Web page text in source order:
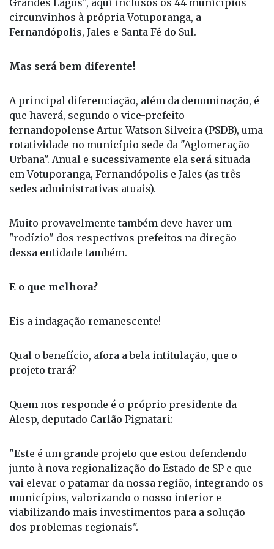
Grandes Lagos", aqui inclusos os 44 municípios
circunvinhos à própria Votuporanga, a
Fernandópolis, Jales e Santa Fé do Sul.
Mas será bem diferente!
A principal diferenciação, além da denominação, é
que haverá, segundo o vice-prefeito
fernandopolense Artur Watson Silveira (PSDB), uma
rotatividade no município sede da "Aglomeração
Urbana". Anual e sucessivamente ela será situada
em Votuporanga, Fernandópolis e Jales (as três
sedes administrativas atuais).
Muito provavelmente também deve haver um
"rodízio" dos respectivos prefeitos na direção
dessa entidade também.
E o que melhora?
Eis a indagação remanescente!
Qual o benefício, afora a bela intitulação, que o
projeto trará?
Quem nos responde é o próprio presidente da
Alesp, deputado Carlão Pignatari:
"Este é um grande projeto que estou defendendo
junto à nova regionalização do Estado de SP e que
vai elevar o patamar da nossa região, integrando os
municípios, valorizando o nosso interior e
viabilizando mais investimentos para a solução
dos problemas regionais".